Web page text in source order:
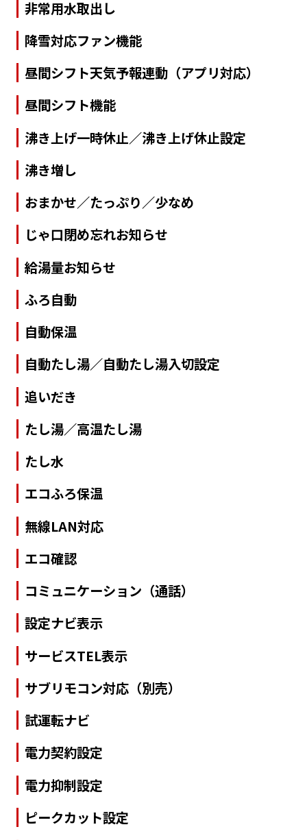
非常用水取出し
降雪対応ファン機能
昼間シフト天気予報連動（アプリ対応）
昼間シフト機能
沸き上げ一時休止／沸き上げ休止設定
沸き増し
おまかせ／たっぷり／少なめ
じゃ口閉め忘れお知らせ
給湯量お知らせ
ふろ自動
自動保温
自動たし湯／自動たし湯入切設定
追いだき
たし湯／高温たし湯
たし水
エコふろ保温
無線LAN対応
エコ確認
コミュニケーション（通話）
設定ナビ表示
サービスTEL表示
サブリモコン対応（別売）
試運転ナビ
電力契約設定
電力抑制設定
ピークカット設定